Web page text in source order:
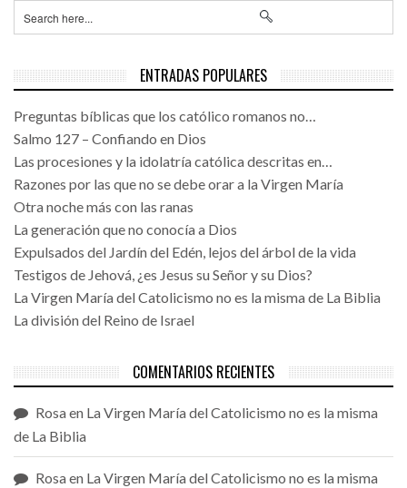
ENTRADAS POPULARES
Preguntas bíblicas que los católico romanos no…
Salmo 127 – Confiando en Dios
Las procesiones y la idolatría católica descritas en…
Razones por las que no se debe orar a la Virgen María
Otra noche más con las ranas
La generación que no conocía a Dios
Expulsados del Jardín del Edén, lejos del árbol de la vida
Testigos de Jehová, ¿es Jesus su Señor y su Dios?
La Virgen María del Catolicismo no es la misma de La Biblia
La división del Reino de Israel
COMENTARIOS RECIENTES
Rosaen La Virgen María del Catolicismo no es la misma
de La Biblia
Rosaen La Virgen María del Catolicismo no es la misma